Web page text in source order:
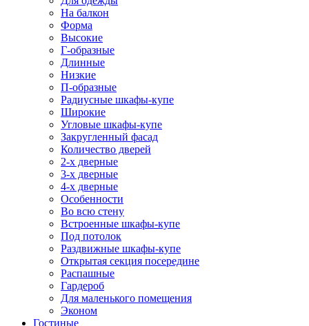
На балкон
Форма
Высокие
Г-образные
Длинные
Низкие
П-образные
Радиусные шкафы-купе
Широкие
Угловые шкафы-купе
Закругленный фасад
Количество дверей
2-х дверные
3-х дверные
4-х дверные
Особенности
Во всю стену
Встроенные шкафы-купе
Под потолок
Раздвижные шкафы-купе
Открытая секция посередине
Распашные
Гардероб
Для маленького помещения
Эконом
Гостиные